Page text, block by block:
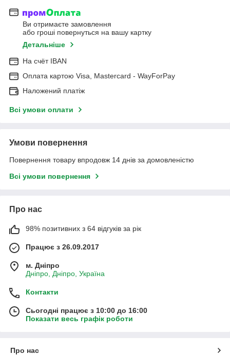
Ви отримаєте замовлення
або гроші повернуться на вашу картку
Детальніше
На cчёт IBAN
Оплата картою Visa, Mastercard - WayForPay
Наложений платіж
Всі умови оплати
Умови повернення
Повернення товару впродовж 14 днів за домовленістю
Всі умови повернення
Про нас
98% позитивних з 64 відгуків за рік
Працює з 26.09.2017
м. Дніпро
Дніпро, Дніпро, Україна
Контакти
Сьогодні працює з 10:00 до 16:00
Показати весь графік роботи
Про нас